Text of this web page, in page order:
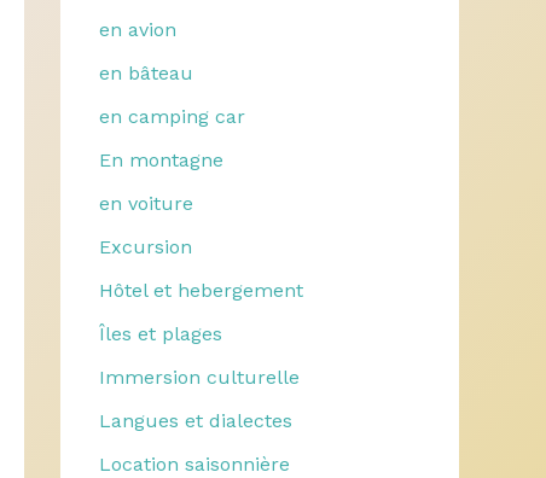
en avion
en bâteau
en camping car
En montagne
en voiture
Excursion
Hôtel et hebergement
Îles et plages
Immersion culturelle
Langues et dialectes
Location saisonnière